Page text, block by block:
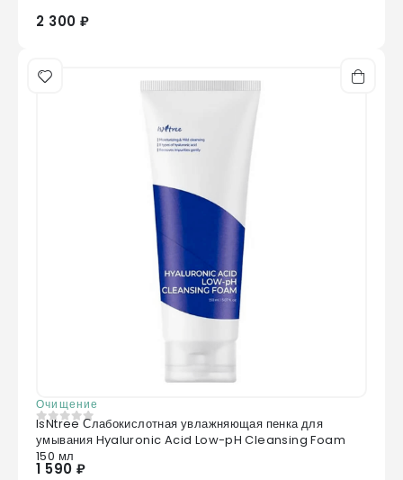
2 300 ₽
Очищение
0из 5
IsNtree Слабокислотная увлажняющая пенка для
умывания Hyaluronic Acid Low-pH Cleansing Foam
150 мл
1 590 ₽